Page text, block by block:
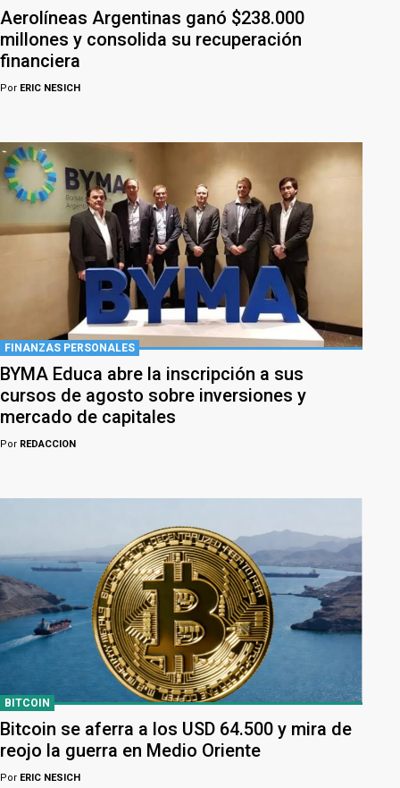
Aerolíneas Argentinas ganó $238.000
millones y consolida su recuperación
financiera
Por ERIC NESICH
FINANZAS PERSONALES
BYMA Educa abre la inscripción a sus
cursos de agosto sobre inversiones y
mercado de capitales
Por REDACCION
BITCOIN
Bitcoin se aferra a los USD 64.500 y mira de
reojo la guerra en Medio Oriente
Por ERIC NESICH